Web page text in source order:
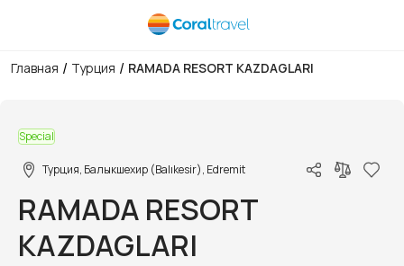
Главная / Турция / RAMADA RESORT KAZDAGLARI
Special
Турция, Балыкшехир (Balıkesir), Edremit
RAMADA RESORT
KAZDAGLARI